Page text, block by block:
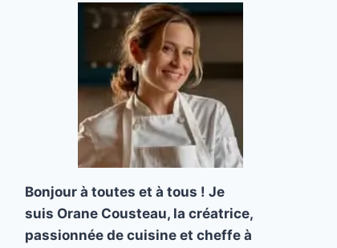
Bonjour à toutes et à tous ! Je
suis Orane Cousteau, la créatrice,
passionnée de cuisine et cheffe à